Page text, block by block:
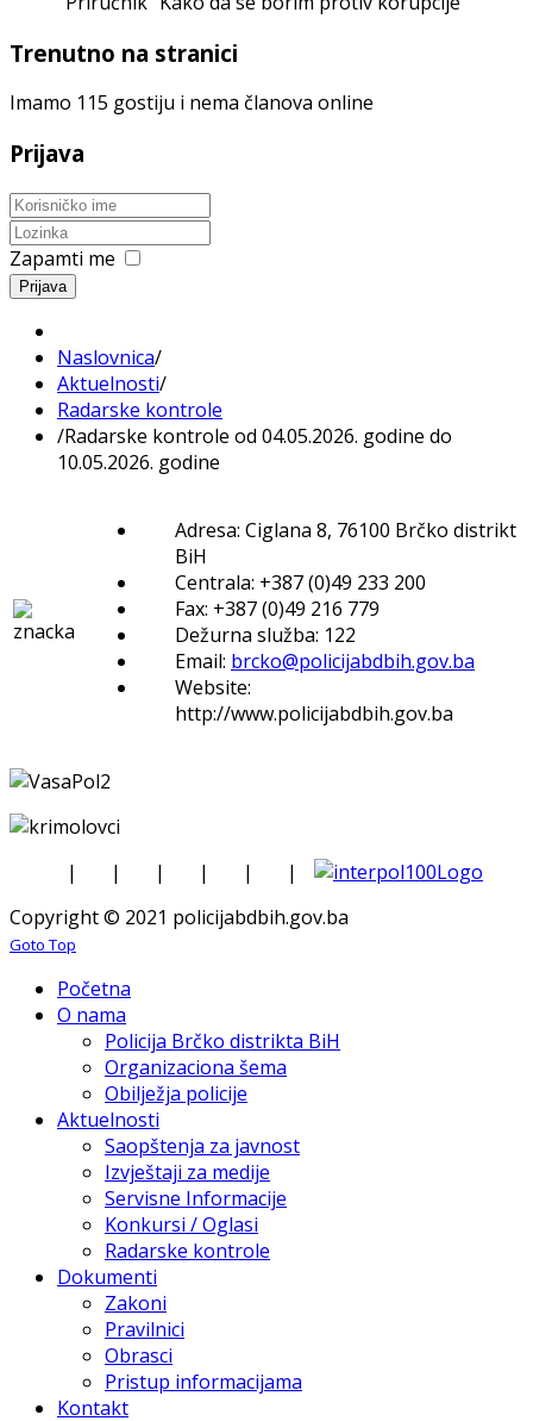
Trenutno na stranici
Imamo 115 gostiju i nema članova online
Prijava
Zapamti me
Prijava
Naslovnica/
Aktuelnosti/
Radarske kontrole
/Radarske kontrole od 04.05.2026. godine do
10.05.2026. godine
Adresa: Ciglana 8, 76100 Brčko distrikt
BiH
Centrala: +387 (0)49 233 200
Fax: +387 (0)49 216 779
Dežurna služba: 122
Email: brcko@policijabdbih.gov.ba
Website:
http://www.policijabdbih.gov.ba
| | | | |
|
Copyright © 2021 policijabdbih.gov.ba
Goto Top
Početna
O nama
Policija Brčko distrikta BiH
Organizaciona šema
Obilježja policije
Aktuelnosti
Saopštenja za javnost
Izvještaji za medije
Servisne Informacije
Konkursi / Oglasi
Radarske kontrole
Dokumenti
Zakoni
Pravilnici
Obrasci
Pristup informacijama
Kontakt